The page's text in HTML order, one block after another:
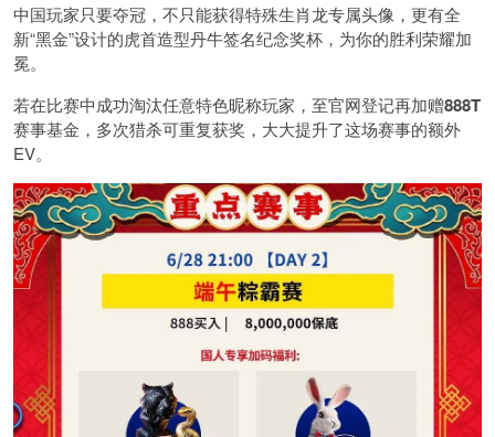
中国玩家只要夺冠，不只能获得特殊生肖龙专属头像，更有全
新“黑金”设计的虎首造型丹牛签名纪念奖杯，为你的胜利荣耀加
冕。
若在比赛中成功淘汰任意特色昵称玩家，至官网登记再加赠888T
赛事基金，多次猎杀可重复获奖，大大提升了这场赛事的额外
EV。